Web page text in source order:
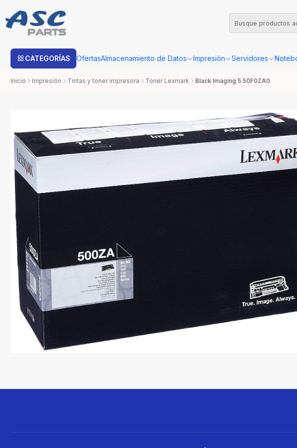
CATEGORÍAS OfertasAlmacenamiento de Datos Impresión Servidores
Estimado cliente: Una vez su compra sea procesada con Boleta o Factura, la
Inicio Impresión Tintas y toner impresora Toner Lexmark Black Imaging 5 50F0ZA0